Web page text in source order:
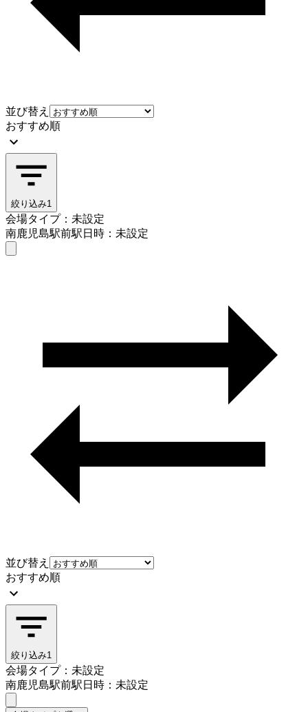
並び替え
おすすめ順
絞り込み1
会場タイプ：未設定
南鹿児島駅前駅日時：未設定
並び替え
おすすめ順
絞り込み1
会場タイプ：未設定
南鹿児島駅前駅日時：未設定